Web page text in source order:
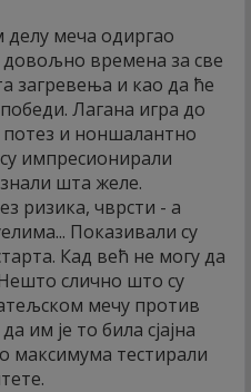
делу меча одиргао
времена за све
загревења и као да ће
Лагана игра до
и ноншалантно
импресионирали
шта желе.
ризика, чврсти - а
Показивали су
Кад већ не могу да
слично што су
мечу против
им је то била сјајна
максимума тестирали